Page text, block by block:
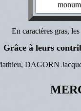
En caractères gras,
Grâce à leurs
DAGORN